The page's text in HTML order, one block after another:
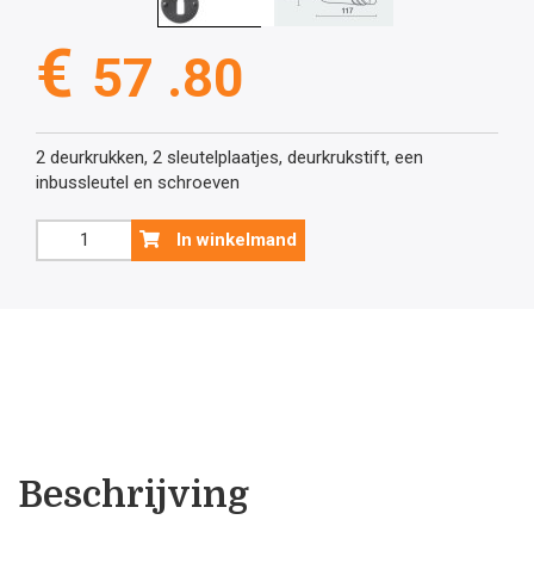
€ 57 .80
2 deurkrukken, 2 sleutelplaatjes, deurkrukstift, een
inbussleutel en schroeven
deurklink
In winkelmand
Beschrijving